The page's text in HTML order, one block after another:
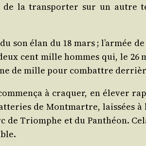
de la trans­por­ter sur un autre
son élan du 18 mars ; l’armée
cent mille hommes qui, le 26
de mille pour com­battre
à cra­quer, en éle­ver
de Mont­martre, lais­sées
de Triomphe et du Pan­théon.